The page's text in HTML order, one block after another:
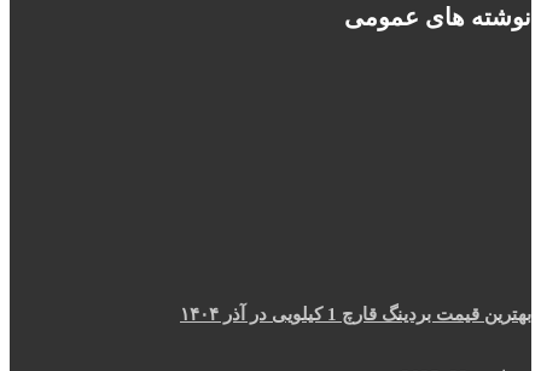
نوشته های عمومی
بهترین قیمت بردینگ قارچ 1 کیلویی در آذر ۱۴۰۴